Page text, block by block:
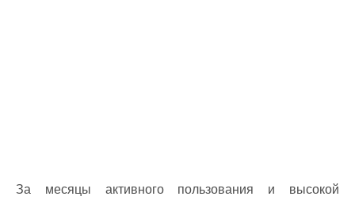
За месяцы активного пользования и высокой